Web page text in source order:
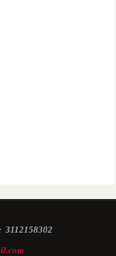
3112158302